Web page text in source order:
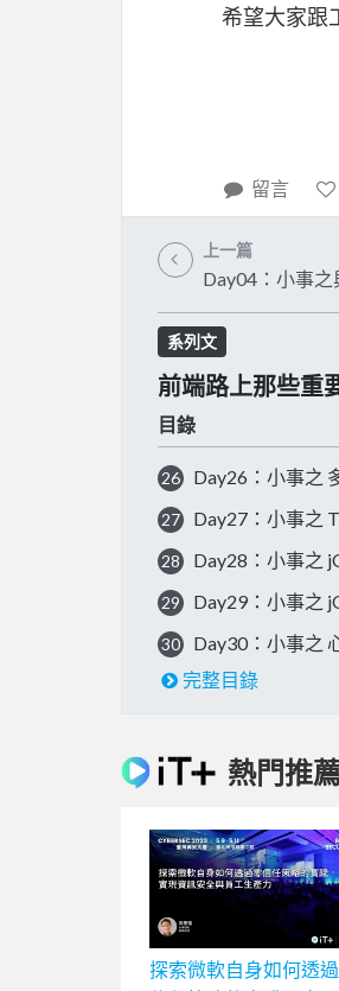
希望大家跟
留言
上一篇
Day04：小事
系列文
前端路上那些重
目錄
26 Day26：小事之
27 Day27：小事之
28 Day28：小事之
29 Day29：小事之
30
Day30：小事之
完整目錄
熱門推
探索微軟自身如何透